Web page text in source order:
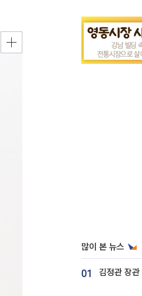
많이 본 뉴스
01